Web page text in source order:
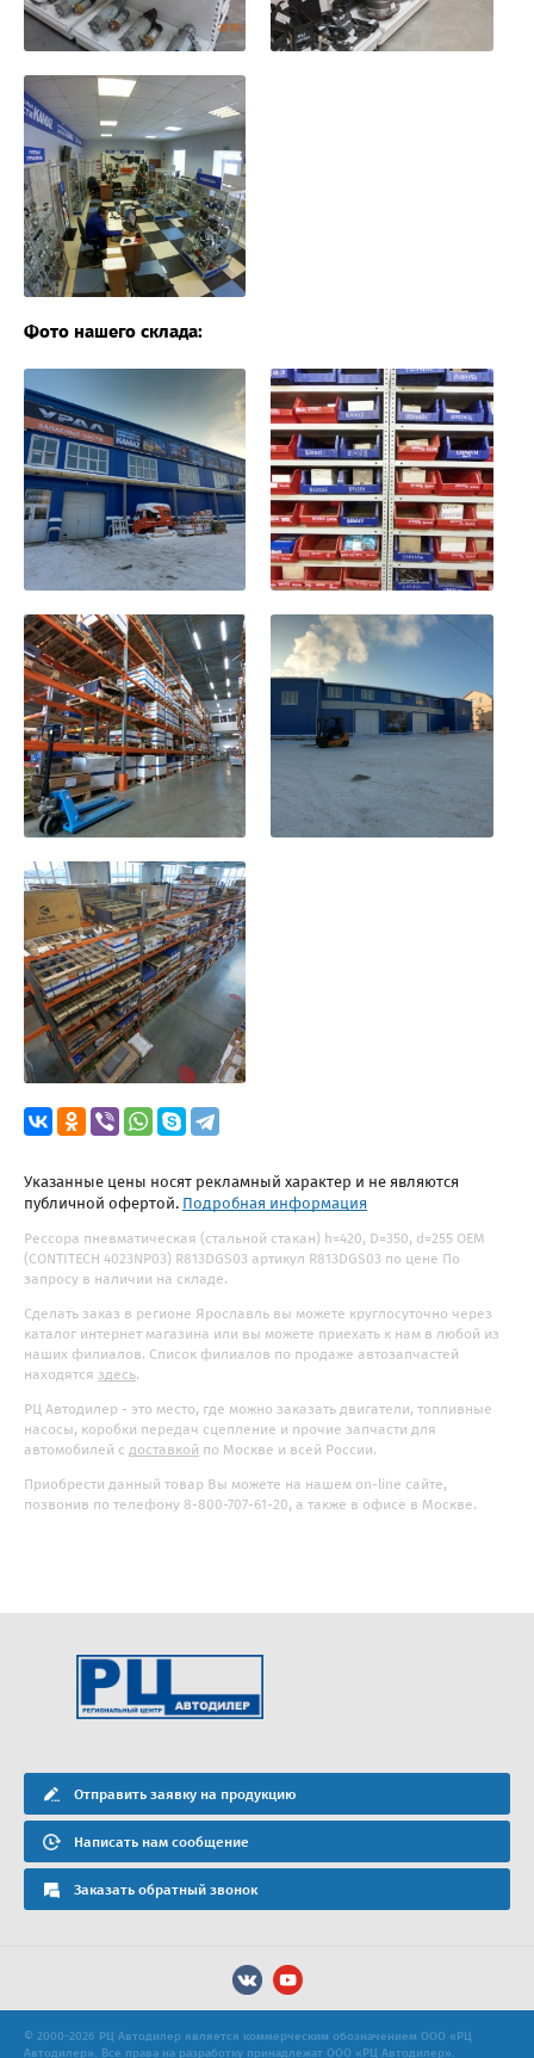
Фото нашего склада:
Указанные цены носят рекламный характер и не являются
публичной офертой. Подробная информация
Рессора пневматическая (стальной стакан) h=420, D=350, d=255 OEM
(CONTITECH 4023NP03) R813DGS03 артикул R813DGS03 по цене По
запросу в наличии на складе.
Сделать заказ в регионе Ярославль вы можете круглосуточно через
каталог интернет магазина или вы можете приехать к нам в любой из
наших филиалов. Список филиалов по продаже автозапчастей
находятся здесь.
РЦ Автодилер - это место, где можно заказать двигатели, топливные
насосы, коробки передач сцепление и прочие запчасти для
автомобилей с доставкой по Москве и всей России.
Приобрести данный товар Вы можете на нашем on-line сайте,
позвонив по телефону 8-800-707-61-20, а также в офисе в Москве.
Отправить заявку на продукцию
Написать нам сообщение
Заказать обратный звонок
© 2000-2026 РЦ Автодилер является коммерческим обозначением ООО «РЦ
Автодилер». Все права на разработку принадлежат ООО «РЦ Автодилер».